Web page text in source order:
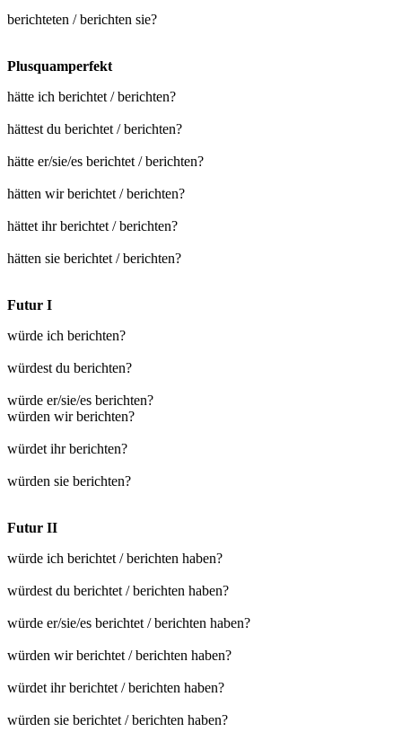
berichteten / berichten sie?
Plusquamperfekt
hätte ich berichtet / berichten?
hättest du berichtet / berichten?
hätte er/sie/es berichtet / berichten?
hätten wir berichtet / berichten?
hättet ihr berichtet / berichten?
hätten sie berichtet / berichten?
Futur I
würde ich berichten?
würdest du berichten?
würde er/sie/es berichten?
würden wir berichten?
würdet ihr berichten?
würden sie berichten?
Futur II
würde ich berichtet / berichten haben?
würdest du berichtet / berichten haben?
würde er/sie/es berichtet / berichten haben?
würden wir berichtet / berichten haben?
würdet ihr berichtet / berichten haben?
würden sie berichtet / berichten haben?